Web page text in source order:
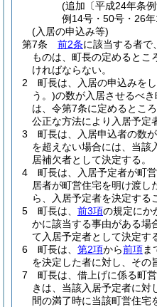
(追加〔平成24年条
例14号・50号・26
(入居の申込み等)
第7条
前2条に該当する者で
ものは、町長の定めるとこ
ければならない。
2
町長は、入居の申込みを
う。)の数が入居させるべ
は、令第7条に定めるとこ
公正な方法により入居予定
3
町長は、入居申込者の数
を超えない場合には、当該
居補欠者として決定する。
4
町長は、入居予定者が町
居者が町営住宅を明け渡し
ら、入居予定者を決定する
5
町長は、 前3項の規定にか
かに該当する事由がある場
て入居予定者として決定す
6
町長は、 第2項から前項ま
を決定した者に対し、その
7
町長は、借上げに係る町
きは、当該入居予定者に対
間の満了時に当該町営住宅